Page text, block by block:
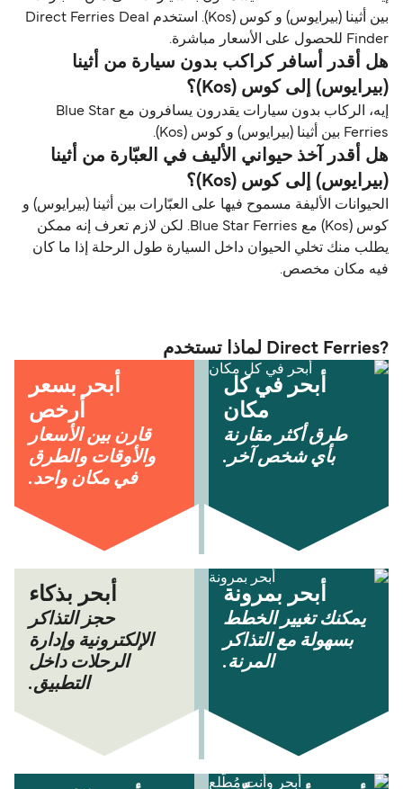
بين أثينا (بيرايوس) و كوس (Kos). استخدم Direct Ferries Deal
Finder للحصول على الأسعار مباشرة.
هل أقدر أسافر كراكب بدون سيارة من أثينا
(بيرايوس) إلى كوس (Kos)؟
إيه، الركاب بدون سيارات يقدرون يسافرون مع Blue Star
Ferries بين أثينا (بيرايوس) و كوس (Kos).
هل أقدر آخذ حيواني الأليف في العبّارة من أثينا
(بيرايوس) إلى كوس (Kos)؟
الحيوانات الأليفة مسموح فيها على العبّارات بين أثينا (بيرايوس) و
كوس (Kos) مع Blue Star Ferries. لكن لازم تعرف إنه ممكن
يطلب منك تخلي الحيوان داخل السيارة طول الرحلة إذا ما كان
فيه مكان مخصص.
?Direct Ferries لماذا تستخدم
أبحر في كل
مكان
طرق أكثر مقارنة
بأي شخص آخر.
أبحر بسعر
أرخص
قارن بين الأسعار
والأوقات والطرق
في مكان واحد.
أبحر بمرونة
يمكنك تغيير الخطط
بسهولة مع التذاكر
المرنة.
أبحر بذكاء
حجز التذاكر
الإلكترونية وإدارة
الرحلات داخل
التطبيق.